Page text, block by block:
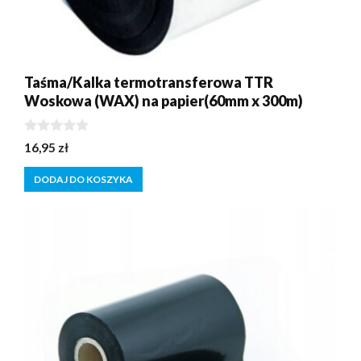
Taśma/Kalka termotransferowa TTR
Woskowa (WAX) na papier(60mm x 300m)
0
z
5
16,95 zł
DODAJ DO KOSZYKA